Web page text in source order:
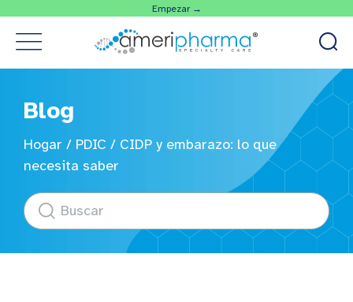
Empezar →
Blog
Hogar / PDIC / CIDP y embarazo: lo que
necesita saber